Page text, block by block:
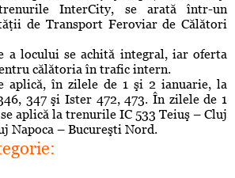
InterCity, se arată într-un
de Transport Feroviar de Călători
a locului se achită integral, iar oferta
călătoria în trafic intern.
aplică, în zilele de 1 şi 2 ianuarie, la
347 şi Ister 472, 473. În zilele de 1
aplică la trenurile IC 533 Teiuş – Cluj
Napoca – Bucureşti Nord.